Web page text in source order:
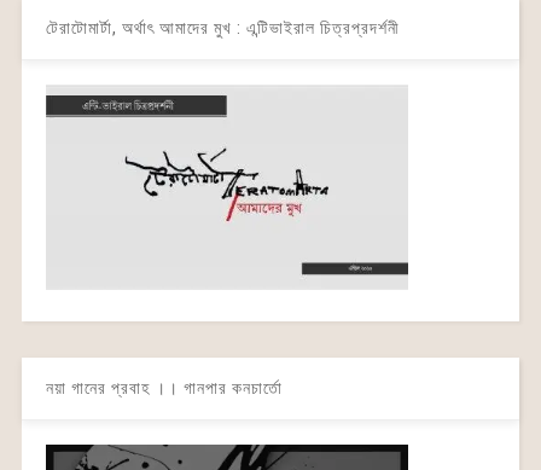
টেরাটোমার্টা, অর্থাৎ আমাদের মুখ : এন্টিভাইরাল চিত্রপ্রদর্শনী
নয়া গানের প্রবাহ ।। গানপার কনচার্তো